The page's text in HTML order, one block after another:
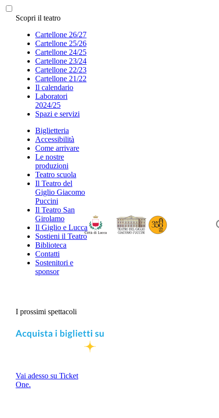
Scopri il teatro
Cartellone 26/27
Cartellone 25/26
Cartellone 24/25
Cartellone 23/24
Cartellone 22/23
Cartellone 21/22
Il calendario
Laboratori
2024/25
Spazi e servizi
Biglietteria
Accessibilità
Come arrivare
Le nostre
produzioni
Teatro scuola
Il Teatro del
Giglio Giacomo
Puccini
Il Teatro San
Girolamo
Il Giglio e Lucca
Sostieni il Teatro
Biblioteca
Contatti
Sostenitori e
sponsor
I prossimi spettacoli
Vai adesso su Ticket
One.